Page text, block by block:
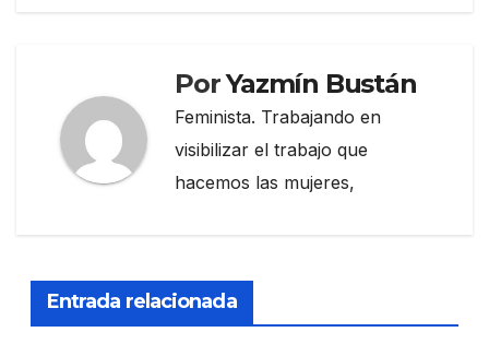
PorYazmín Bustán
Feminista. Trabajando en
visibilizar el trabajo que
hacemos las mujeres,
Entrada relacionada